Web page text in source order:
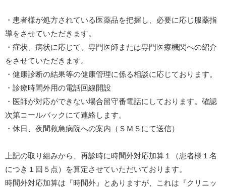
・患者様が処方されている医薬品を把握し、必要に応じ服薬指
導をさせていただきます。
・症状、病状に応じて、専門医師または専門医療機関への紹介
をさせていただきます。
・健康診断の結果等の健康管理に係る相談に応じております。
・診療時間外用の電話回線開設
・医師が対応ができない場合留守番電話にしております。確認
次第コールバックにて連絡します。
・休日、夜間救急病院への案内（ＳＭＳにて送信）
上記の取り組みから、再診時に時間外対応加算１（患者様１名
につき１回５点）を算定させていただいております。
時間外対応加算は『時間外』とありますが、これは『クリニッ